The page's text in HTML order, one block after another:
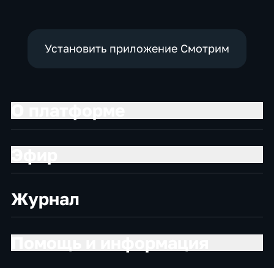
Установить приложение Смотрим
Журнал